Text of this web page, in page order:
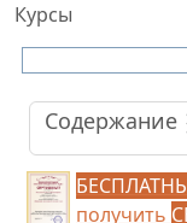
Курсы
Содержание
получить